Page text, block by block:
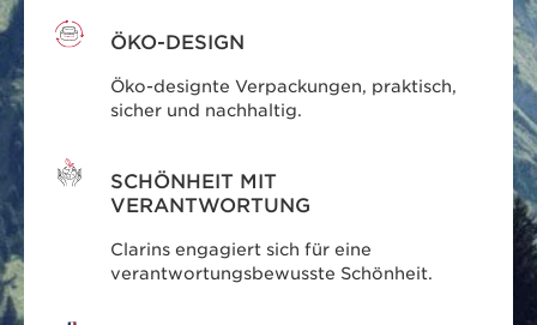
ÖKO-DESIGN
Öko-designte Verpackungen, praktisch,
sicher und nachhaltig.
SCHÖNHEIT MIT
VERANTWORTUNG
Clarins engagiert sich für eine
verantwortungsbewusste Schönheit.